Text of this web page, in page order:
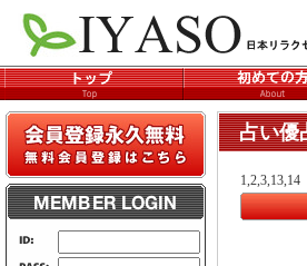
占い優
1,2,3,13,14